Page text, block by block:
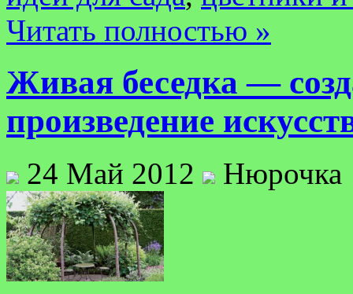
Читать полностью »
Живая беседка —
произведение
24 Май 2012 Нюрочка